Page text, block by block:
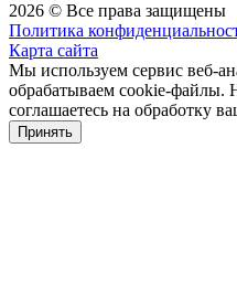
2026 © Все права защищены
Политика
Карта сайта
Мы используем сервис веб-
обрабатываем cookie-
соглашаетесь на обработку
Принять